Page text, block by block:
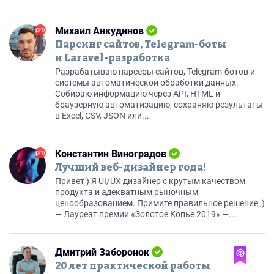
Михаил Анкудинов
Парсинг сайтов, Telegram-боты
и Laravel-разработка
Разрабатываю парсеры сайтов, Telegram-ботов и
системы автоматической обработки данных.
Собираю информацию через API, HTML и
браузерную автоматизацию, сохраняю результаты
в Excel, CSV, JSON или...
Константин Виноградов
Лучший веб-дизайнер года!
Привет ) Я UI/UX дизайнер с крутым качеством
продукта и адекватным рыночным
ценообразованием. Примите правильное решение ;)
— Лауреат премии «Золотое Копье 2019» —...
Дмитрий Заборонок
20 лет практической работы